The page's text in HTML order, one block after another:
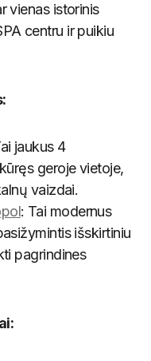
vienas istorinis
centru ir puikiu
jaukus 4
geroje vietoje,
vaizdai.
: Tai modernus
išskirtiniu
pagrindines